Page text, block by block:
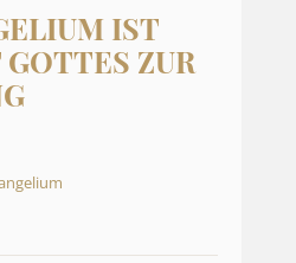
IST
ZUR